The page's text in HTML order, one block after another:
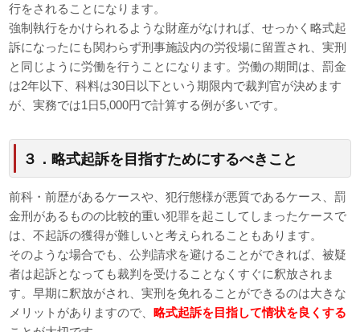
行をされることになります。
強制執行をかけられるような財産がなければ、せっかく略式起
訴になったにも関わらず刑事施設内の労役場に留置され、実刑
と同じように労働を行うことになります。労働の期間は、罰金
は2年以下、科料は30日以下という期限内で裁判官が決めます
が、実務では1日5,000円で計算する例が多いです。
３．略式起訴を目指すためにするべきこと
前科・前歴があるケースや、犯行態様が悪質であるケース、罰
金刑があるものの比較的重い犯罪を起こしてしまったケースで
は、不起訴の獲得が難しいと考えられることもあります。
そのような場合でも、公判請求を避けることができれば、被疑
者は起訴となっても裁判を受けることなくすぐに釈放されま
す。早期に釈放がされ、実刑を免れることができるのは大きな
メリットがありますので、略式起訴を目指して情状を良くする